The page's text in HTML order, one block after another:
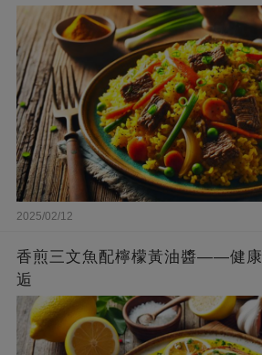
2025/02/12
香煎三文魚配檸檬黃油醬——健
逅